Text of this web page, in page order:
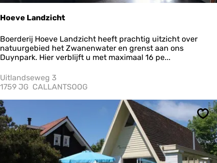
o
o
g
l
a
n
Hoeve Landzicht
H
o
e
e
L
n
d
z
i
c
h
Boerderij Hoeve Landzicht heeft prachtig uitzicht over
natuurgebied het Zwanenwater en grenst aan ons
Duynpark. Hier verblijft u met maximaal 16 pe...
Uitlandseweg 3
1759 JG CALLANTSOOG